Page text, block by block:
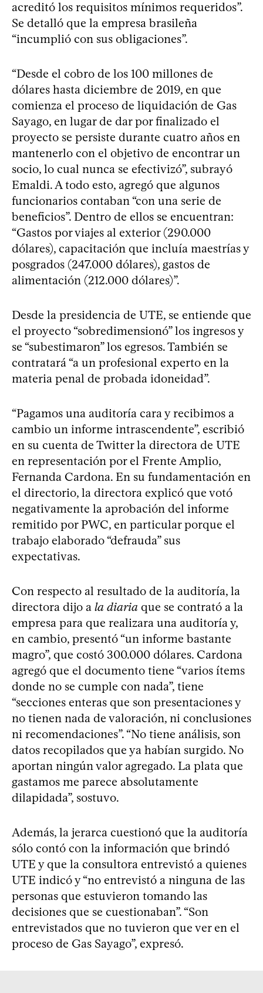
acreditó los requisitos mínimos requeridos”.
Se detalló que la empresa brasileña
“incumplió con sus obligaciones”.
“Desde el cobro de los 100 millones de
dólares hasta diciembre de 2019, en que
comienza el proceso de liquidación de Gas
Sayago, en lugar de dar por finalizado el
proyecto se persiste durante cuatro años en
mantenerlo con el objetivo de encontrar un
socio, lo cual nunca se efectivizó”, subrayó
Emaldi. A todo esto, agregó que algunos
funcionarios contaban “con una serie de
beneficios”. Dentro de ellos se encuentran:
“Gastos por viajes al exterior (290.000
dólares), capacitación que incluía maestrías y
posgrados (247.000 dólares), gastos de
alimentación (212.000 dólares)”.
Desde la presidencia de UTE, se entiende que
el proyecto “sobredimensionó” los ingresos y
se “subestimaron” los egresos. También se
contratará “a un profesional experto en la
materia penal de probada idoneidad”.
“Pagamos una auditoría cara y recibimos a
cambio un informe intrascendente”, escribió
en su cuenta de Twitter la directora de UTE
en representación por el Frente Amplio,
Fernanda Cardona. En su fundamentación en
el directorio, la directora explicó que votó
negativamente la aprobación del informe
remitido por PWC, en particular porque el
trabajo elaborado “defrauda” sus
expectativas.
Con respecto al resultado de la auditoría, la
directora dijo a la diaria que se contrató a la
empresa para que realizara una auditoría y,
en cambio, presentó “un informe bastante
magro”, que costó 300.000 dólares. Cardona
agregó que el documento tiene “varios ítems
donde no se cumple con nada”, tiene
“secciones enteras que son presentaciones y
no tienen nada de valoración, ni conclusiones
ni recomendaciones”. “No tiene análisis, son
datos recopilados que ya habían surgido. No
aportan ningún valor agregado. La plata que
gastamos me parece absolutamente
dilapidada”, sostuvo.
Además, la jerarca cuestionó que la auditoría
sólo contó con la información que brindó
UTE y que la consultora entrevistó a quienes
UTE indicó y “no entrevistó a ninguna de las
personas que estuvieron tomando las
decisiones que se cuestionaban”. “Son
entrevistados que no tuvieron que ver en el
proceso de Gas Sayago”, expresó.